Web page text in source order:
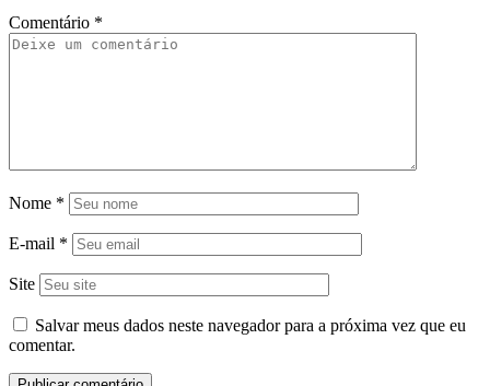
Comentário *
Nome *
E-mail *
Site
Salvar meus dados neste navegador para a próxima vez que eu
comentar.